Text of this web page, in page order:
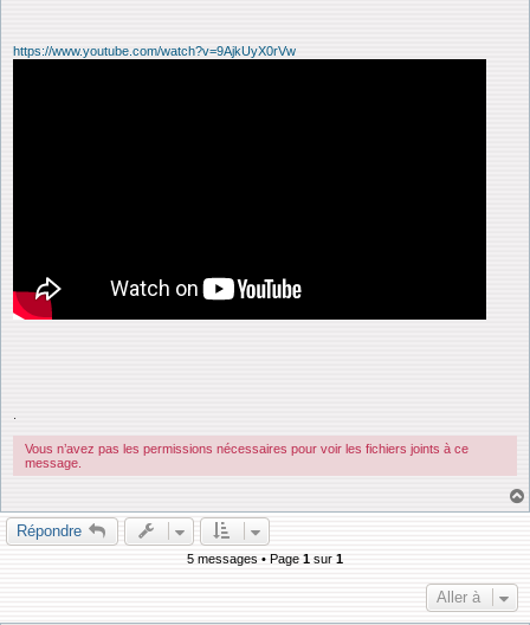
https://www.youtube.com/watch?v=9AjkUyX0rVw
Vous n’avez pas les permissions nécessaires pour voir les fichiers joints à ce
message.
Répondre
5 messages • Page 1 sur 1
Aller à